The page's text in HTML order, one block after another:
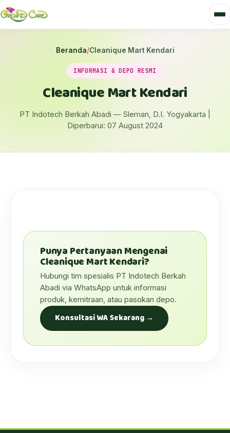
Beranda/Cleanique Mart Kendari
INFORMASI & DEPO RESMI
Cleanique Mart Kendari
PT Indotech Berkah Abadi — Sleman, D.I. Yogyakarta |
Diperbarui: 07 August 2024
Punya Pertanyaan Mengenai
Cleanique Mart Kendari?
Hubungi tim spesialis PT Indotech Berkah
Abadi via WhatsApp untuk informasi
produk, kemitraan, atau pasokan depo.
Konsultasi WA Sekarang →